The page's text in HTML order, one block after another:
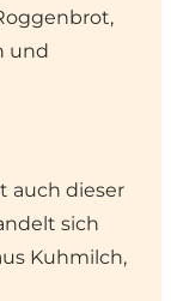
und
auch dieser
sich
Kuhmilch,